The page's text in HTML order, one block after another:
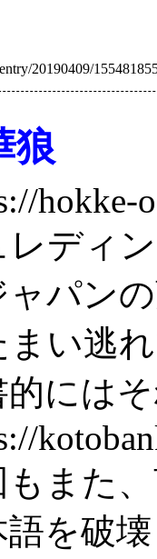
20190409/
狼
hokke-
レディ
ャパン
まい逃
的には
もまた
語を破